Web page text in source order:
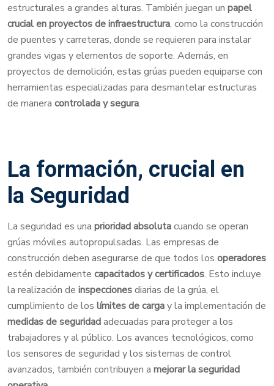
estructurales a grandes alturas. También juegan un papel
crucial en proyectos de infraestructura, como la construcción
de puentes y carreteras, donde se requieren para instalar
grandes vigas y elementos de soporte. Además, en
proyectos de demolición, estas grúas pueden equiparse con
herramientas especializadas para desmantelar estructuras
de manera controlada y segura.
La formación, crucial en
la Seguridad
La seguridad es una prioridad absolutacuando se operan
grúas móviles autopropulsadas. Las empresas de
construcción deben asegurarse de que todos los operadores
estén debidamente capacitados y certificados. Esto incluye
la realización de inspeccionesdiarias de la grúa, el
cumplimiento de los límites de cargay la implementación de
medidas de seguridadadecuadas para proteger a los
trabajadores y al público. Los avances tecnológicos, como
los sensores de seguridad y los sistemas de control
avanzados, también contribuyen a mejorar la seguridad